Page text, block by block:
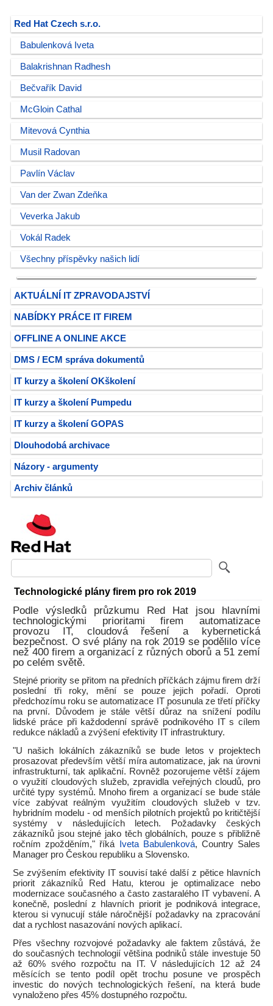
Red Hat Czech s.r.o.
Babulenková Iveta
Balakrishnan Radhesh
Bečvařík David
McGloin Cathal
Mitevová Cynthia
Musil Radovan
Pavlín Václav
Van der Zwan Zdeňka
Veverka Jakub
Vokál Radek
Všechny příspěvky našich lidí
AKTUÁLNÍ IT ZPRAVODAJSTVÍ
NABÍDKY PRÁCE IT FIREM
OFFLINE A ONLINE AKCE
DMS / ECM správa dokumentů
IT kurzy a školení OKškolení
IT kurzy a školení Pumpedu
IT kurzy a školení GOPAS
Dlouhodobá archivace
Názory - argumenty
Archiv článků
Technologické plány firem pro rok 2019
Podle výsledků průzkumu Red Hat jsou hlavními
technologickými prioritami firem automatizace
provozu IT, cloudová řešení a kybernetická
bezpečnost. O své plány na rok 2019 se podělilo více
než 400 firem a organizací z různých oborů a 51 zemí
po celém světě.
Stejné priority se přitom na předních příčkách zájmu firem drží
poslední tři roky, mění se pouze jejich pořadí. Oproti
předchozímu roku se automatizace IT posunula ze třetí příčky
na první. Důvodem je stále větší důraz na snížení podílu
lidské práce při každodenní správě podnikového IT s cílem
redukce nákladů a zvýšení efektivity IT infrastruktury.
"U našich lokálních zákazníků se bude letos v projektech
prosazovat především větší míra automatizace, jak na úrovni
infrastrukturní, tak aplikační. Rovněž pozorujeme větší zájem
o využití cloudových služeb, zpravidla veřejných cloudů, pro
určité typy systémů. Mnoho firem a organizací se bude stále
více zabývat reálným využitím cloudových služeb v tzv.
hybridním modelu - od menších pilotních projektů po kritičtější
systémy v následujících letech. Požadavky českých
zákazníků jsou stejné jako těch globálních, pouze s přibližně
ročním zpožděním," říká
Iveta Babulenková, Country Sales
Manager pro Českou republiku a Slovensko.
Se zvýšením efektivity IT souvisí také další z pětice hlavních
priorit zákazníků Red Hatu, kterou je optimalizace nebo
modernizace současného a často zastaralého IT vybavení. A
konečně, poslední z hlavních priorit je podniková integrace,
kterou si vynucují stále náročnější požadavky na zpracování
dat a rychlost nasazování nových aplikací.
Přes všechny rozvojové požadavky ale faktem zůstává, že
do současných technologií většina podniků stále investuje 50
až 60% svého rozpočtu na IT. V následujících 12 až 24
měsících se tento podíl opět trochu posune ve prospěch
investic do nových technologických řešení, na která bude
vynaloženo přes 45% dostupného rozpočtu.